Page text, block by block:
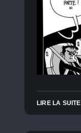
LIRE LA SUITE